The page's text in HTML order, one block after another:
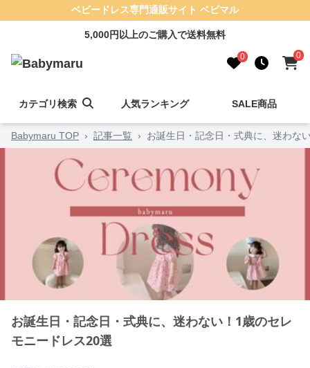
ベビードレス専門通販サイト ベビマル
5,000円以上のご購入で送料無料
0 0
カテゴリ検索 人気ランキング SALE商品
Babymaru TOP › 記事一覧 › お誕生日・記念日・式典に、迷わな
お誕生日・記念日・式典に、迷わない！1歳のセレ
モニードレス20選